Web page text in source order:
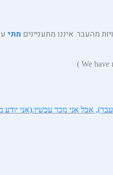
מהעבר. איננו מתעניינים מתי
אבל אני נזכר עכשיו.(אני יודע